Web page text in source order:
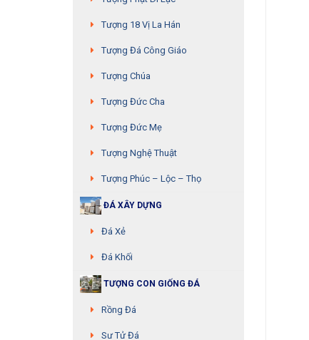
Tượng 18 Vị La Hán
Tượng Đá Công Giáo
Tượng Chúa
Tượng Đức Cha
Tượng Đức Mẹ
Tượng Nghệ Thuật
Tượng Phúc – Lộc – Thọ
ĐÁ XÂY DỰNG
Đá Xẻ
Đá Khối
TƯỢNG CON GIỐNG ĐÁ
Rồng Đá
Sư Tử Đá